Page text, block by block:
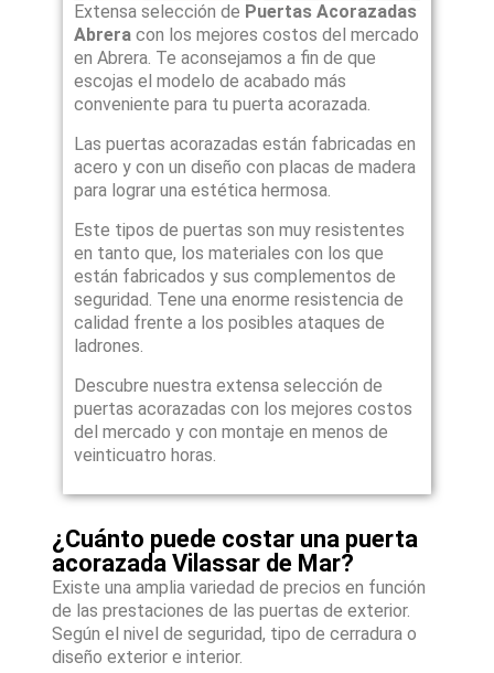
Extensa selección de Puertas Acorazadas
Abreracon los mejores costos del mercado
en Abrera. Te aconsejamos a fin de que
escojas el modelo de acabado más
conveniente para tu puerta acorazada.
Las puertas acorazadas están fabricadas en
acero y con un diseño con placas de madera
para lograr una estética hermosa.
Este tipos de puertas son muy resistentes
en tanto que, los materiales con los que
están fabricados y sus complementos de
seguridad. Tene una enorme resistencia de
calidad frente a los posibles ataques de
ladrones.
Descubre nuestra extensa selección de
puertas acorazadas con los mejores costos
del mercado y con montaje en menos de
veinticuatro horas.
¿Cuánto puede costar una puerta
acorazada Vilassar de Mar?
Existe una amplia variedad de precios en función
de las prestaciones de las puertas de exterior.
Según el nivel de seguridad, tipo de cerradura o
diseño exterior e interior.